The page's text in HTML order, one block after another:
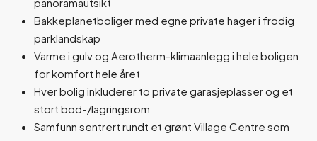
panoramautsikt
Bakkeplanetboliger med egne private hager i frodig
parklandskap
Varme i gulv og Aerotherm-klimaanlegg i hele boligen
for komfort hele året
Hver bolig inkluderer to private garasjeplasser og et
stort bod-/lagringsrom
Samfunn sentrert rundt et grønt Village Centre som